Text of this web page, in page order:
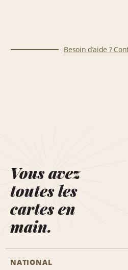
Besoin d’aide ?
Vous avez
toutes les
cartes en
main.
NATIONAL